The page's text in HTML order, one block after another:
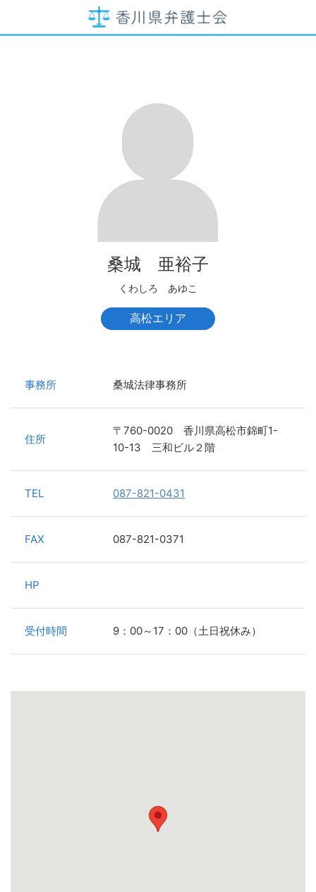
桑城 亜裕子
くわしろ あゆこ
高松エリア
事務所 桑城法律事務所
住所
〒760-0020 香川県高松市錦町1-
10-13 三和ビル２階
TEL 087-821-0431
FAX 087-821-0371
HP
受付時間 9：00～17：00（土日祝休み）